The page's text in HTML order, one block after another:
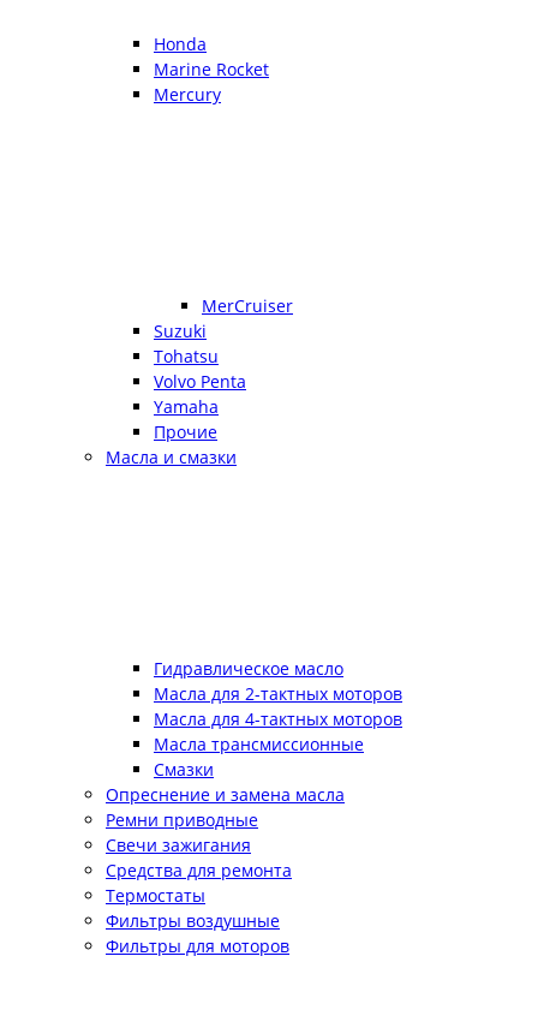
Honda
Marine Rocket
Mercury
MerCruiser
Suzuki
Tohatsu
Volvo Penta
Yamaha
Прочие
Масла и смазки
Гидравлическое масло
Масла для 2-тактных моторов
Масла для 4-тактных моторов
Масла трансмиссионные
Смазки
Опреснение и замена масла
Ремни приводные
Свечи зажигания
Средства для ремонта
Термостаты
Фильтры воздушные
Фильтры для моторов